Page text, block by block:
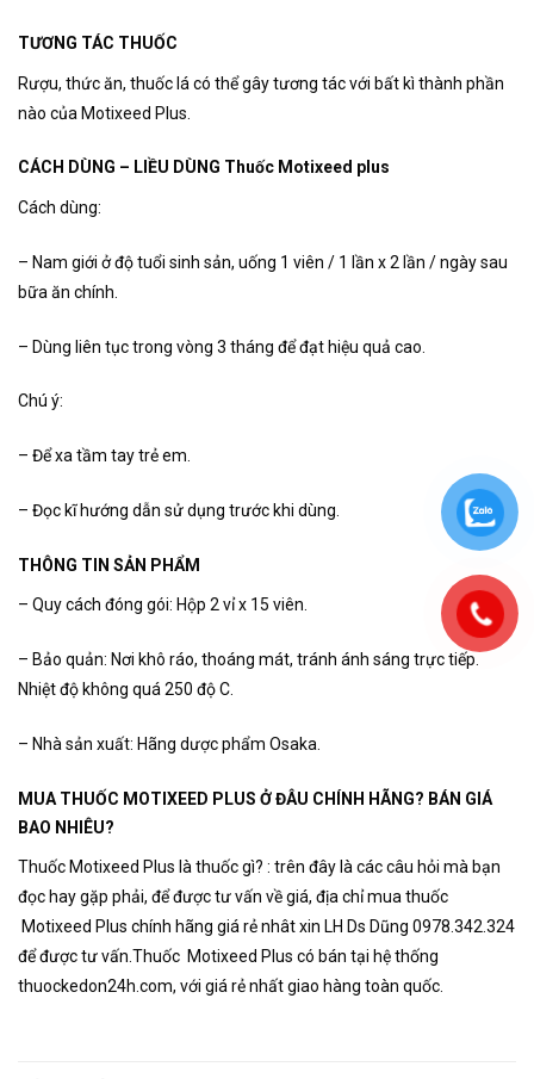
TƯƠNG TÁC THUỐC
Rượu, thức ăn, thuốc lá có thể gây tương tác với bất kì thành phần
nào của Motixeed Plus.
CÁCH DÙNG – LIỀU DÙNG Thuốc Motixeed plus
Cách dùng:
– Nam giới ở độ tuổi sinh sản, uống 1 viên / 1 lần x 2 lần / ngày sau
bữa ăn chính.
– Dùng liên tục trong vòng 3 tháng để đạt hiệu quả cao.
Chú ý:
– Để xa tầm tay trẻ em.
– Đọc kĩ hướng dẫn sử dụng trước khi dùng.
THÔNG TIN SẢN PHẨM
– Quy cách đóng gói: Hộp 2 vỉ x 15 viên.
– Bảo quản: Nơi khô ráo, thoáng mát, tránh ánh sáng trực tiếp.
Nhiệt độ không quá 250 độ C.
– Nhà sản xuất: Hãng dược phẩm Osaka.
MUA THUỐC MOTIXEED PLUS Ở ĐÂU CHÍNH HÃNG? BÁN GIÁ
BAO NHIÊU?
Thuốc Motixeed Plus là thuốc gì? : trên đây là các câu hỏi mà bạn
đọc hay gặp phải, để được tư vấn về giá, địa chỉ mua thuốc
Motixeed Plus chính hãng giá rẻ nhât xin LH Ds Dũng 0978.342.324
để được tư vấn.Thuốc Motixeed Plus có bán tại hệ thống
thuockedon24h.com, với giá rẻ nhất giao hàng toàn quốc.